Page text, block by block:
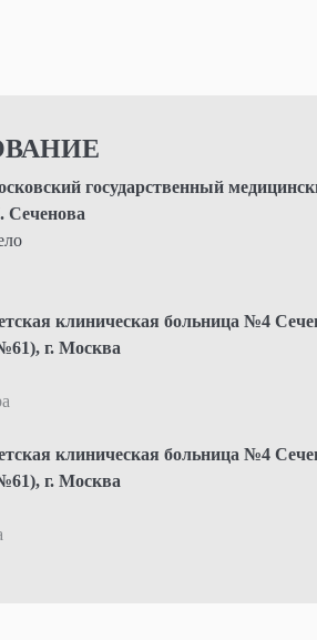
государственный
клиническая больница №4
г. Москва
клиническая больница №4
г. Москва